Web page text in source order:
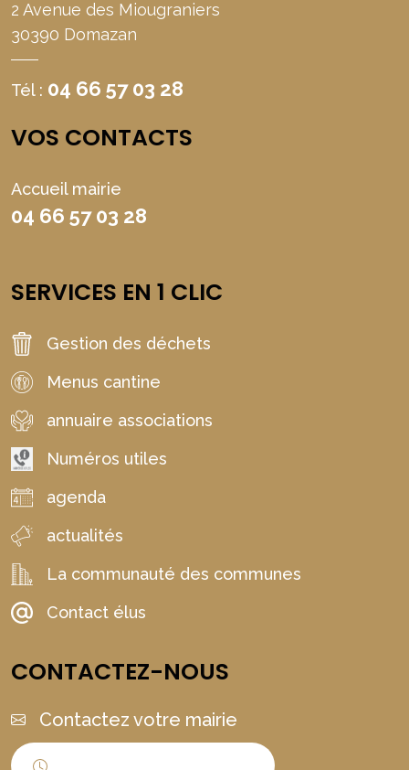
2 Avenue des Miougraniers
30390 Domazan
Tél : 04 66 57 03 28
VOS CONTACTS
Accueil mairie
04 66 57 03 28
SERVICES EN 1 CLIC
Gestion des déchets
Menus cantine
annuaire associations
Numéros utiles
agenda
actualités
La communauté des communes
Contact élus
CONTACTEZ-NOUS
Contactez votre mairie